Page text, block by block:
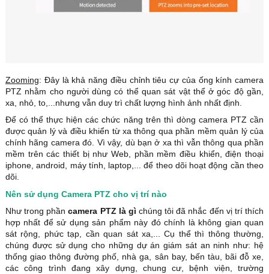
Zooming: Đây là khả năng điều chỉnh tiêu cự của ống kính camera
PTZ nhằm cho người dùng có thể quan sát vật thể ở góc độ gần,
xa, nhỏ, to,...nhưng vẫn duy trì chất lượng hình ảnh nhất định.
Để có thể thực hiện các chức năng trên thì dòng camera PTZ cần
được quản lý và điều khiển từ xa thông qua phần mềm quản lý của
chính hãng camera đó. Vì vậy, dù bạn ở xa thì vẫn thông qua phần
mềm trên các thiết bị như Web, phần mềm điều khiển, điện thoại
iphone, android, máy tính, laptop,... để theo dõi hoạt động cần theo
dõi.
Nên sử dụng Camera PTZ cho vị trí nào
Như trong phầncamera PTZ là gìchúng tôi đã nhắc đến vị trí thích
hợp nhất để sử dụng sản phẩm này đó chính là không gian quan
sát rộng, phức tạp, cần quan sát xa,... Cụ thể thì thông thường,
chúng được sử dụng cho những dự án giám sát an ninh như: hệ
thống giao thông đường phố, nhà ga, sân bay, bến tàu, bãi đỗ xe,
các công trình đang xây dựng, chung cư, bệnh viện, trường